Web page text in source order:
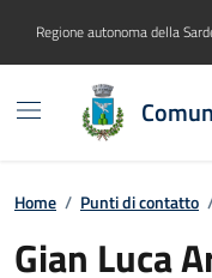
Regione autonoma della
Home / Punti di contatto
Gian Luca